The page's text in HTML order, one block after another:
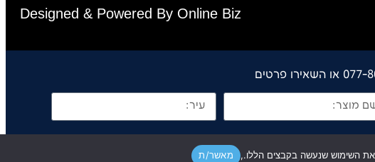
Designed & Powered By Online Biz
מאשר/ת